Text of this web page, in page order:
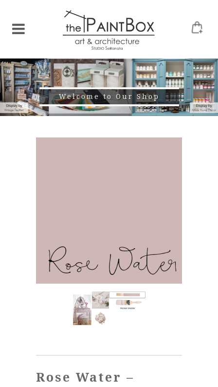
Welcome to Our Shop
Rose Water –